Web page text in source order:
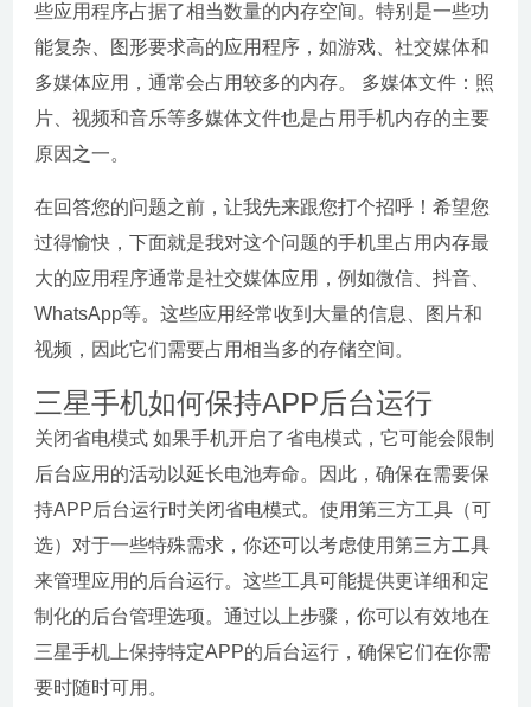
些应用程序占据了相当数量的内存空间。特别是一些功
能复杂、图形要求高的应用程序，如游戏、社交媒体和
多媒体应用，通常会占用较多的内存。 多媒体文件：照
片、视频和音乐等多媒体文件也是占用手机内存的主要
原因之一。
在回答您的问题之前，让我先来跟您打个招呼！希望您
过得愉快，下面就是我对这个问题的手机里占用内存最
大的应用程序通常是社交媒体应用，例如微信、抖音、
WhatsApp等。这些应用经常收到大量的信息、图片和
视频，因此它们需要占用相当多的存储空间。
三星手机如何保持APP后台运行
关闭省电模式 如果手机开启了省电模式，它可能会限制
后台应用的活动以延长电池寿命。因此，确保在需要保
持APP后台运行时关闭省电模式。使用第三方工具（可
选）对于一些特殊需求，你还可以考虑使用第三方工具
来管理应用的后台运行。这些工具可能提供更详细和定
制化的后台管理选项。通过以上步骤，你可以有效地在
三星手机上保持特定APP的后台运行，确保它们在你需
要时随时可用。